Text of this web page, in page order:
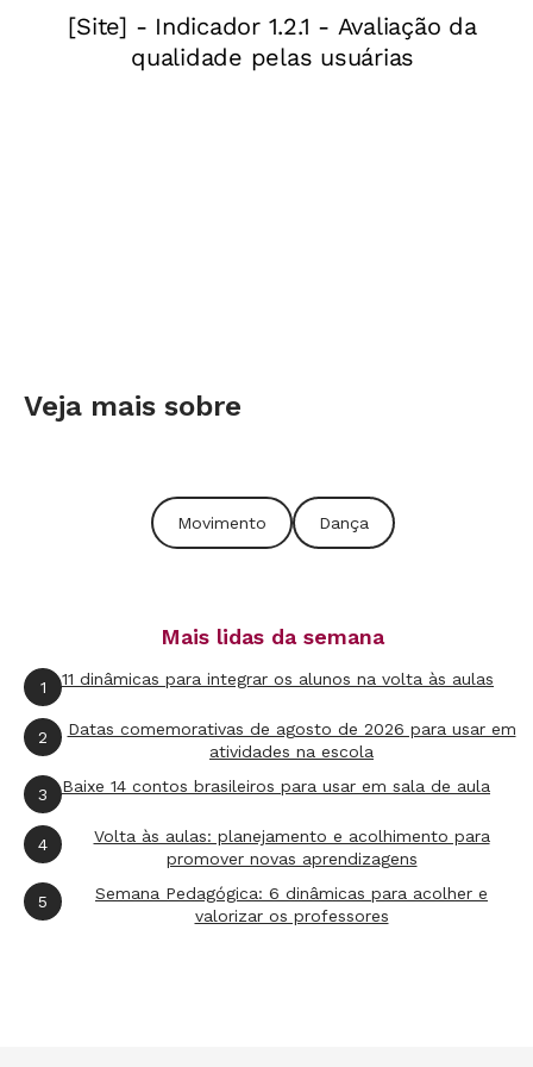
Ao cursar Pedagogia do Teatro, Carmem
Carmem aproveitou suas referências como
bailarina para ampliar o repertório da turma.
Foto: Manuela Novais
As atividades propostas por Viola estão
compiladas na obra Jogos Teatrais na Sala de
Veja mais sobre
Movimento Dança
Mais lidas da semana
1 11 dinâmicas para integrar os alunos na volta às aulas
2
Datas comemorativas de agosto de 2026 para usar em
atividades na escola
3 Baixe 14 contos brasileiros para usar em sala de aula
4
Volta às aulas: planejamento e acolhimento para
promover novas aprendizagens
5
Semana Pedagógica: 6 dinâmicas para acolher e
valorizar os professores